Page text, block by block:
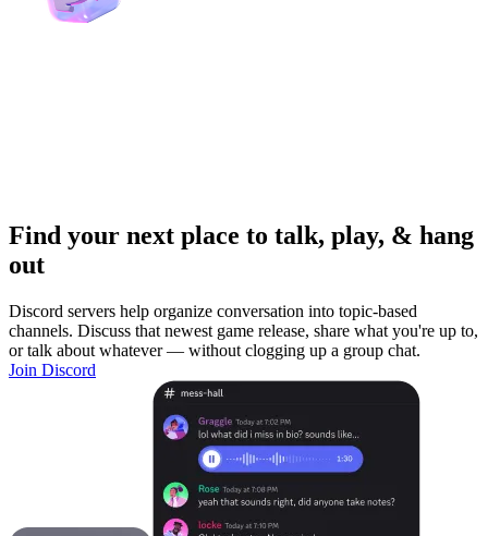
Find your next place to talk, play, & hang
out
Discord servers help organize conversation into topic-based
channels. Discuss that newest game release, share what you're up to,
or talk about whatever — without clogging up a group chat.
Join Discord